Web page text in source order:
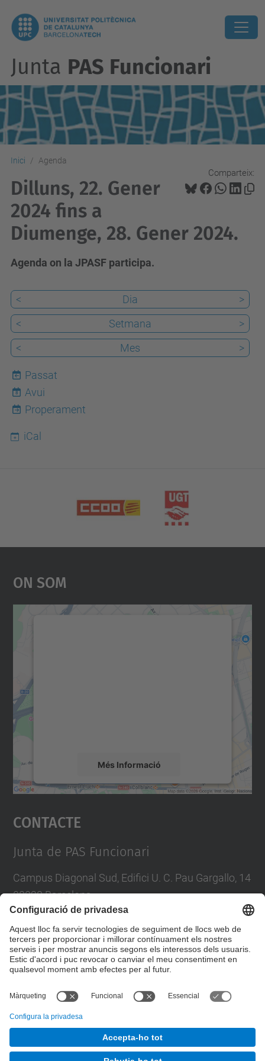
Junta PAS Funcionari
Inici Agenda
Comparteix:
Dilluns, 22. Gener
2024 fins a
Diumenge, 28. Gener 2024.
Agenda on la JPASF participa.
< Dia
>
<
Setmana
>
<
Mes >
Passat
8
Avui
Properament
iCal
On Som
Més Informació
Accepta
powered by
Contacte
Junta de PAS Funcionari
Campus Diagonal Sud, Edifici U. C. Pau Gargallo, 14
08028 Barcelona
E-mail :junta.pasf@upc.edu
Formulari de contacte
Junta PAS Funcionari